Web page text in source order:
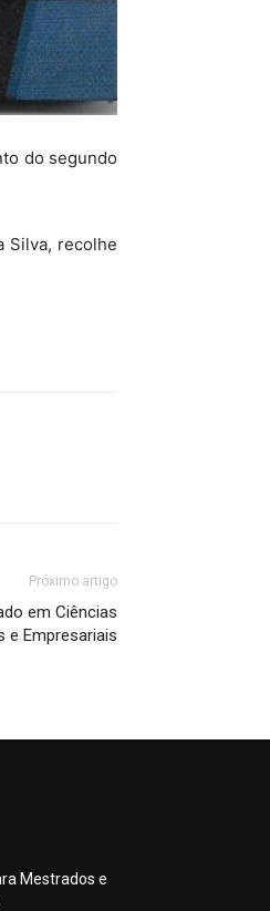
do segundo
Silva, recolhe
Próximo artigo
em Ciências
e Empresariais
Mestrados e